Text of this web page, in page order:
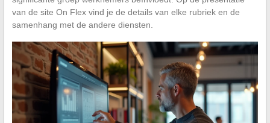
van de site On Flex vind je de details van elke rubriek en de
samenhang met de andere diensten.